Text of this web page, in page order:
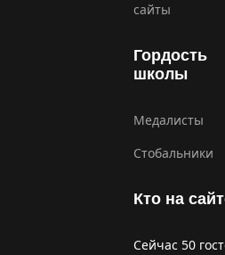
сайты
Гордость
школы
Медалисты
Стобальники
Кто на
Сейчас 50